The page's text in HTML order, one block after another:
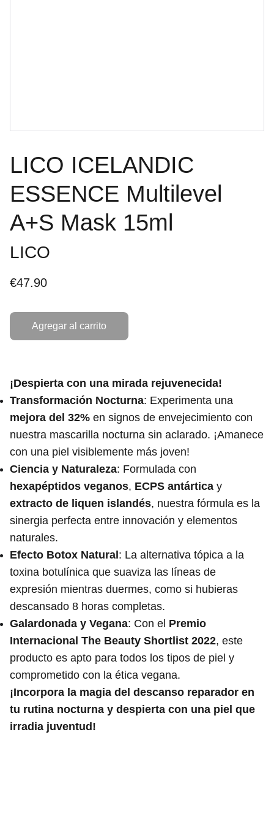
LICO ICELANDIC
ESSENCE Multilevel
A+S Mask 15ml
LICO
€47.90
Agregar al carrito
¡Despierta con una mirada rejuvenecida!
Transformación Nocturna: Experimenta una
mejora del 32% en signos de envejecimiento con
nuestra mascarilla nocturna sin aclarado. ¡Amanece
con una piel visiblemente más joven!
Ciencia y Naturaleza: Formulada con
hexapéptidos veganos, ECPS antártica y
extracto de liquen islandés, nuestra fórmula es la
sinergia perfecta entre innovación y elementos
naturales.
Efecto Botox Natural : La alternativa tópica a la
toxina botulínica que suaviza las líneas de
expresión mientras duermes, como si hubieras
descansado 8 horas completas.
Galardonada y Vegana: Con el Premio
Internacional The Beauty Shortlist 2022, este
producto es apto para todos los tipos de piel y
comprometido con la ética vegana.
¡Incorpora la magia del descanso reparador en
tu rutina nocturna y despierta con una piel que
irradia juventud!